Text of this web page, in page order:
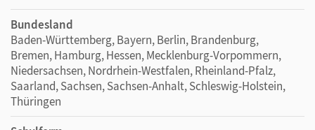
Bundesland
Baden-Württemberg, Bayern, Berlin, Brandenburg,
Bremen, Hamburg, Hessen, Mecklenburg-Vorpommern,
Niedersachsen, Nordrhein-Westfalen, Rheinland-Pfalz,
Saarland, Sachsen, Sachsen-Anhalt, Schleswig-Holstein,
Thüringen